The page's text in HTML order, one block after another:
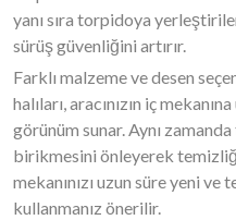
yanı sıra torpidoya
sürüş güvenliğini artırır.
Farklı malzeme ve desen
halıları, aracınızın iç
görünüm sunar. Aynı
birikmesini önleyerek
mekanınızı uzun süre yeni
kullanmanız önerilir.